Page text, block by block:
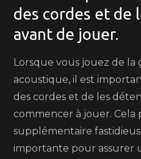
des cordes et de
avant de jouer.
Lorsque vous jouez de
acoustique, il est
des cordes et de les
commencer à jouer.
supplémentaire
importante pour assurer